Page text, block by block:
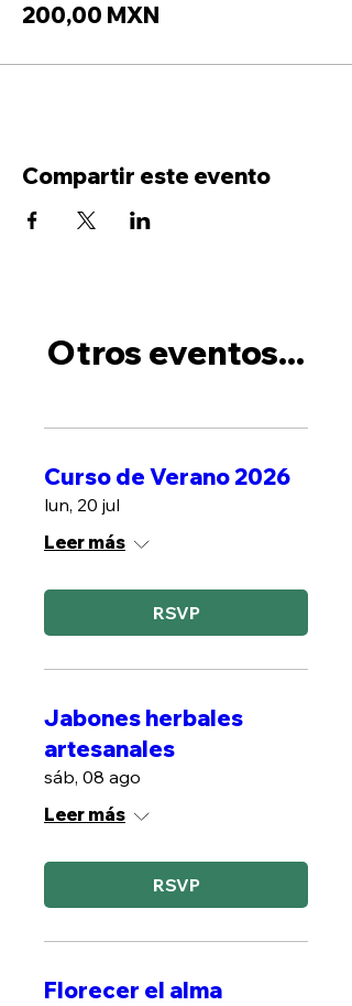
200,00 MXN
Compartir este evento
Otros eventos...
Curso de Verano 2026
lun, 20 jul
Leer más
RSVP
Jabones herbales
artesanales
sáb, 08 ago
Leer más
RSVP
Florecer el alma